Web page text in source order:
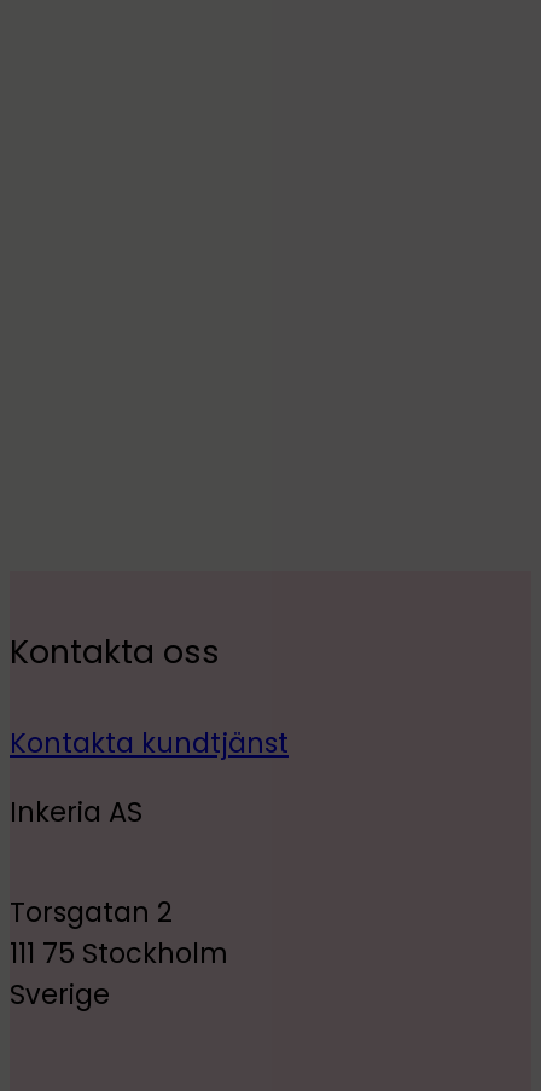
Kontakta oss
Kontakta kundtjänst
Inkeria AS
Torsgatan 2
111 75 Stockholm
Sverige